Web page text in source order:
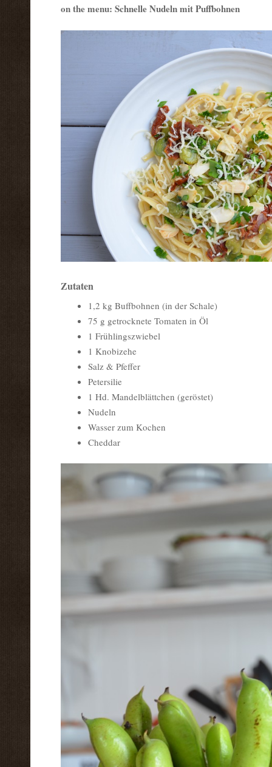
on the menu: Schnelle Nudeln mit Puffbohnen
Zutaten
1,2 kg Buffbohnen (in der Schale)
75 g getrocknete Tomaten in Öl
1 Frühlingszwiebel
1 Knobizehe
Salz & Pfeffer
Petersilie
1 Hd. Mandelblättchen (geröstet)
Nudeln
Wasser zum Kochen
Cheddar